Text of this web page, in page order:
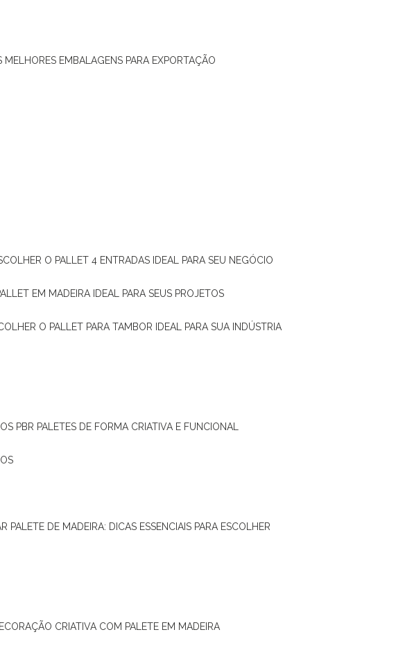
MELHORES EMBALAGENS PARA EXPORTAÇÃO
O PALLET 4 ENTRADAS IDEAL PARA SEU NEGÓCIO
EM MADEIRA IDEAL PARA SEUS PROJETOS
O PALLET PARA TAMBOR IDEAL PARA SUA INDÚSTRIA
PBR PALETES DE FORMA CRIATIVA E FUNCIONAL
PALETE DE MADEIRA: DICAS ESSENCIAIS PARA ESCOLHER
DECORAÇÃO CRIATIVA COM PALETE EM MADEIRA